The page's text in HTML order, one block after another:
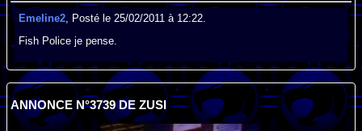
Emeline2 , Posté le 25/02/2011 à 12:22.
Fish Police je pense.
ANNONCE N°3739 DE ZUSI